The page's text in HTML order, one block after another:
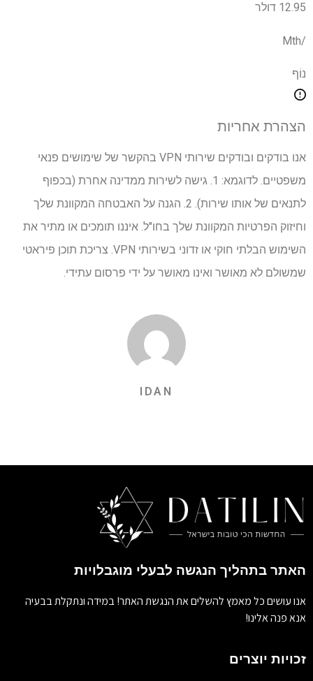
12.95 דולר
/Mth
נוֹף
הצהרת אחריות
אנו בודקים ובודקים שירותי VPN בהקשר של שימושים פנאי
משפטיים. לדוגמא: 1. גישה לשירות ממדינה אחרת (בכפוף
לתנאים של אותו שירות). 2. הגנה על האבטחה המקוונת שלך
וחיזוק הפרטיות המקוונת שלך בחו"ל. איננו תומכים או מתיר את
השימוש הבלתי חוקי או זדוני בשירותי VPN. צריכת תוכן פיראטי
שמשולם לא מאושר ואינו מאושר על ידי פרסום עתידי.
IDAN
האתר בתהליך הנגשה לבעלי מוגבלויות
אנו עושים כל מאמץ להשלים את הנגשת האתר! במידה ונתקלת בבעיה
אנא פנה אלינו!
זכויות יוצרים